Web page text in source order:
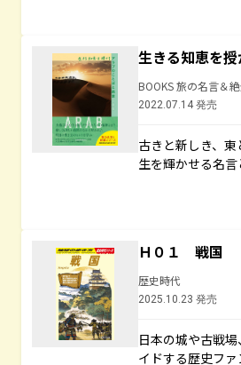
生きる知恵を
BOOKS 旅の名言＆
2022.07.14 発売
古きと新しき、
生を輝かせる名言
Ｈ０１ 戦国
歴史時代
2025.10.23 発売
日本の城や古戦
イドする歴史ファ